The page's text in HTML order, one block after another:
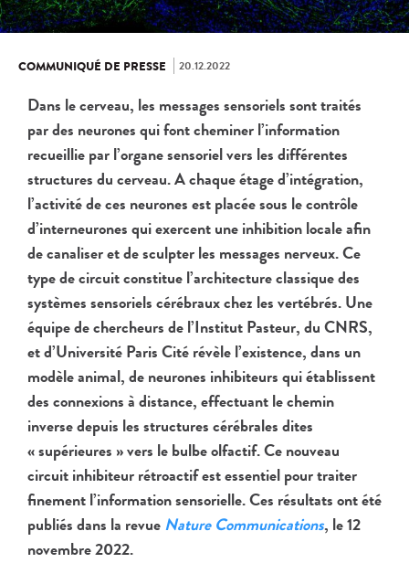
COMMUNIQUÉ DE PRESSE 20.12.2022
Dans le cerveau, les messages sensoriels sont traités
par des neurones qui font cheminer l’information
recueillie par l’organe sensoriel vers les différentes
structures du cerveau. A chaque étage d’intégration,
l’activité de ces neurones est placée sous le contrôle
d’interneurones qui exercent une inhibition locale afin
de canaliser et de sculpter les messages nerveux. Ce
type de circuit constitue l’architecture classique des
systèmes sensoriels cérébraux chez les vertébrés. Une
équipe de chercheurs de l’Institut Pasteur, du CNRS,
et d’Université Paris Cité révèle l’existence, dans un
modèle animal, de neurones inhibiteurs qui établissent
des connexions à distance, effectuant le chemin
inverse depuis les structures cérébrales dites
« supérieures » vers le bulbe olfactif. Ce nouveau
circuit inhibiteur rétroactif est essentiel pour traiter
finement l’information sensorielle. Ces résultats ont été
publiés dans la revueNature Communications, le 12
novembre 2022.